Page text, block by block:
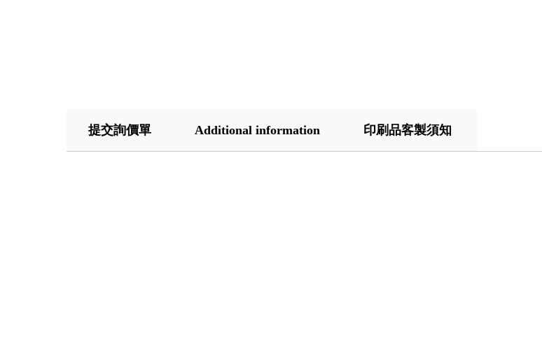
提交詢價單 Additional information 印刷品客製須知